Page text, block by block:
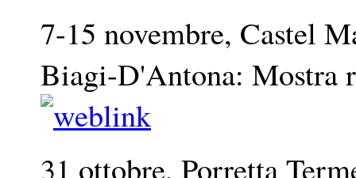
7-15 novembre, Castel
Biagi-D'Antona: Mostra
31 ottobre, Porretta